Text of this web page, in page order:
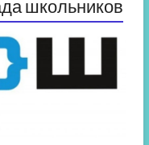
школьников